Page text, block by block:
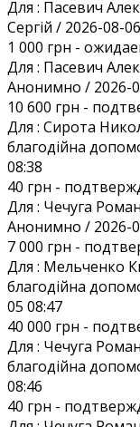
Для : Пасевич
Сергій / 2026-08-
1 000 грн -
Для : Пасевич
Анонимно / 2026-
10 600 грн -
Для : Сирота
благодійна
08:38
40 грн -
Для : Чечуга
Анонимно / 2026-
7 000 грн -
Для : Мельченко
благодійна
05 08:47
40 000 грн -
Для : Чечуга
благодійна
08:46
40 грн -